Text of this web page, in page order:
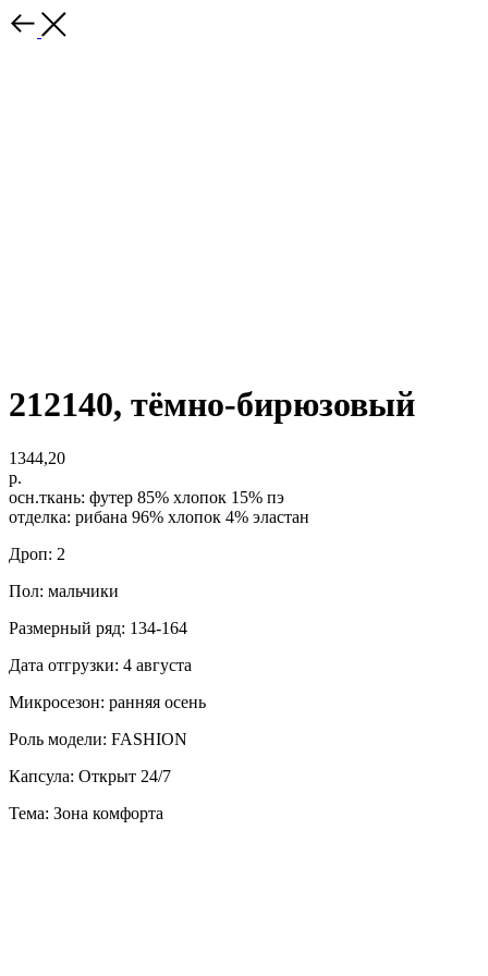
212140, тёмно-бирюзовый
1344,20
р.
осн.ткань: футер 85% хлопок 15% пэ
отделка: рибана 96% хлопок 4% эластан
Дроп: 2
Пол: мальчики
Размерный ряд: 134-164
Дата отгрузки: 4 августа
Микросезон: ранняя осень
Роль модели: FASHION
Капсула: Открыт 24/7
Тема: Зона комфорта